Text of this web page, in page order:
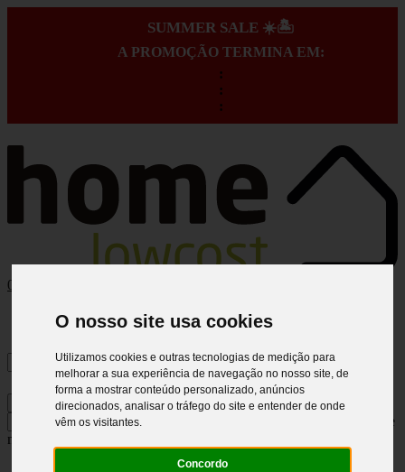
O nosso site usa cookies
Utilizamos cookies e outras tecnologias de medição para
melhorar a sua experiência de navegação no nosso site, de
forma a mostrar conteúdo personalizado, anúncios
direcionados, analisar o tráfego do site e entender de onde
vêm os visitantes.
Concordo
SUMMER SALE ☀️🏝️
A PROMOÇÃO TERMINA EM:
:
:
:
0
Carregue no ENTER para pesquisar e
no ESC para fechar